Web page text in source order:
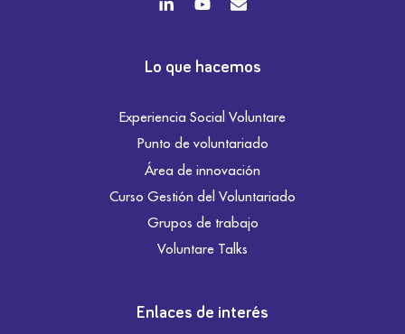
Lo que hacemos
Experiencia Social Voluntare
Punto de voluntariado
Área de innovación
Curso Gestión del Voluntariado
Grupos de trabajo
Voluntare Talks
Enlaces de interés